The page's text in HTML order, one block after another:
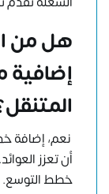
هل من
إضافية
نعم، إضافة
أن تعزز
خطط التوسع.